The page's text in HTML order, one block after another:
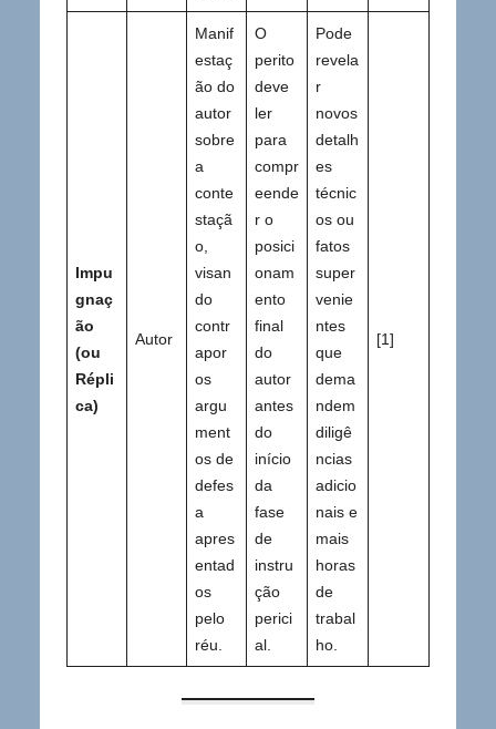
Impu
gnaç
ão
(ou
Répli
ca)
Autor
Manif
estaç
ão do
autor
sobre
a
conte
staçã
o,
visan
do
contr
apor
os
argu
ment
os de
defes
a
apres
entad
os
pelo
réu.
O
perito
deve
ler
para
compr
eende
r o
posici
onam
ento
final
do
autor
antes
do
início
da
fase
de
instru
ção
perici
al.
Pode
revela
r
novos
detalh
es
técnic
os ou
fatos
super
venie
ntes
que
dema
ndem
diligê
ncias
adicio
nais e
mais
horas
de
trabal
ho.
[1]